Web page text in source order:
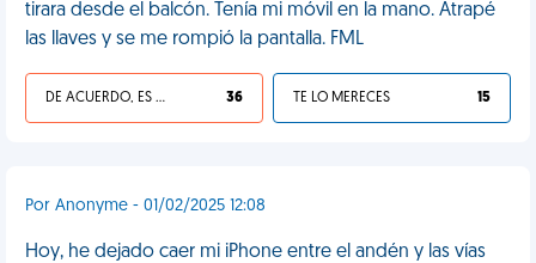
tirara desde el balcón. Tenía mi móvil en la mano. Atrapé
las llaves y se me rompió la pantalla. FML
DE ACUERDO, ES UNA VIDA HP 36 TE LO MERECES 15
Por Anonyme - 01/02/2025 12:08
Hoy, he dejado caer mi iPhone entre el andén y las vías